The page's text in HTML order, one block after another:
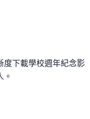
度下載學校週年紀念影
。